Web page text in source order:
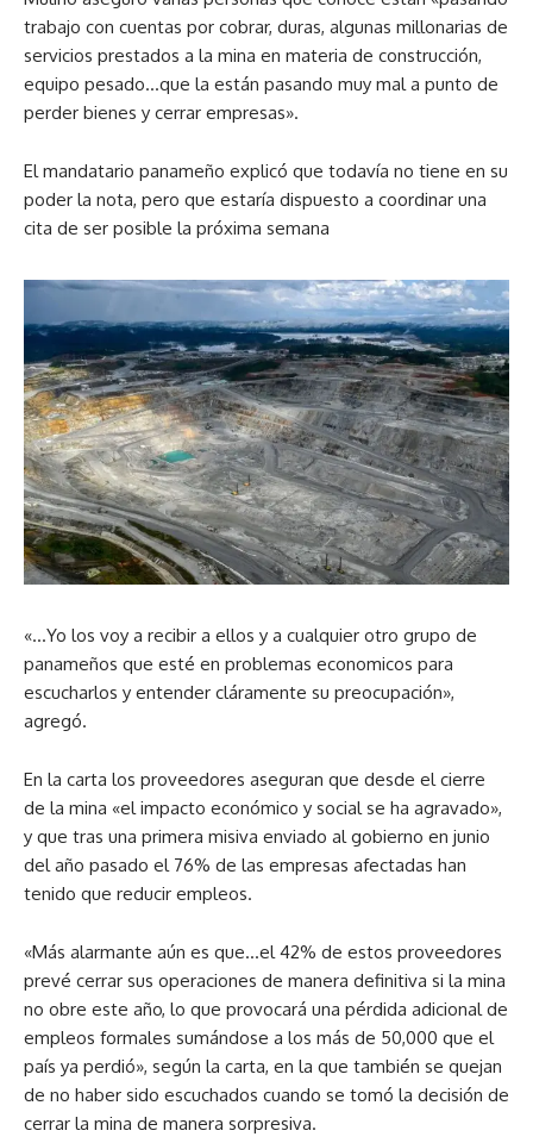
trabajo con cuentas por cobrar, duras, algunas millonarias de
servicios prestados a la mina en materia de construcción,
equipo pesado…que la están pasando muy mal a punto de
perder bienes y cerrar empresas».
El mandatario panameño explicó que todavía no tiene en su
poder la nota, pero que estaría dispuesto a coordinar una
cita de ser posible la próxima semana
«…Yo los voy a recibir a ellos y a cualquier otro grupo de
panameños que esté en problemas economicos para
escucharlos y entender cláramente su preocupación»,
agregó.
En la carta los proveedores aseguran que desde el cierre
de la mina «el impacto económico y social se ha agravado»,
y que tras una primera misiva enviado al gobierno en junio
del año pasado el 76% de las empresas afectadas han
tenido que reducir empleos.
«Más alarmante aún es que…el 42% de estos proveedores
prevé cerrar sus operaciones de manera definitiva si la mina
no obre este año, lo que provocará una pérdida adicional de
empleos formales sumándose a los más de 50,000 que el
país ya perdió», según la carta, en la que también se quejan
de no haber sido escuchados cuando se tomó la decisión de
cerrar la mina de manera sorpresiva.